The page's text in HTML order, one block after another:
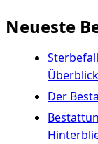
Neueste
Überblick
Der